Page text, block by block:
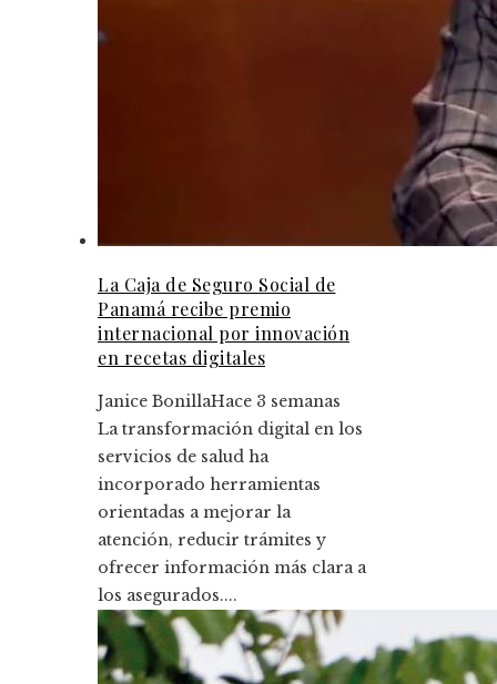
La Caja de Seguro Social de
Panamá recibe premio
internacional por innovación
en recetas digitales
Janice BonillaHace 3 semanas
La transformación digital en los
servicios de salud ha
incorporado herramientas
orientadas a mejorar la
atención, reducir trámites y
ofrecer información más clara a
los asegurados....